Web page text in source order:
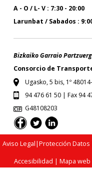
A - O / L- V : 7:30 - 20:00
Larunbat / Sabados :
Bizkaiko Garraio
Consorcio de
Ugasko, 5 bis, 1º
94 476 61 50 | Fax 94
G48108203
Aviso Legal|Protección Datos
Accesibilidad |Mapa web